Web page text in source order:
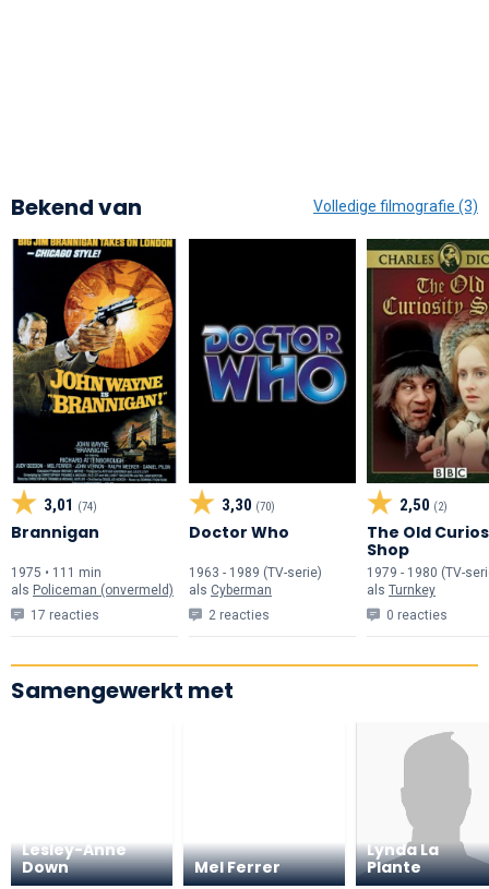
Bekend van Volledige filmografie (3)
3,01 (74)
Brannigan
1975 • 111 min
als Policeman (onvermeld)
17 reacties
3,30 (70)
Doctor Who
1963 - 1989 (TV-serie)
als Cyberman
2 reacties
2,50 (2)
The Old
Shop
1979 - 1980 (TV-
als Turnkey
0 reacties
Samengewerkt met
Lesley-Anne
Down
Mel Ferrer
Lynda La
Plante